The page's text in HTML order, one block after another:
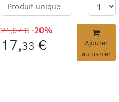
Produit unique
21,67 €-20%
17,33 €
Ajouter
au panier